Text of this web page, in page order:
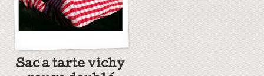
Sac a tarte vichy